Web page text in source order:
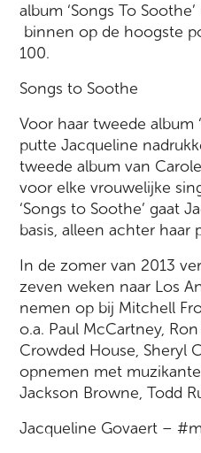
album ‘Songs To
binnen op de hoogste
100.
Songs to Soothe
Voor haar tweede album
putte Jacqueline
tweede album van
voor elke vrouwelijke
‘Songs to Soothe’ gaat
basis, alleen achter haar
In de zomer van 2013
zeven weken naar Los
nemen op bij Mitchell
o.a. Paul McCartney,
Crowded House, Sheryl
opnemen met
Jackson Browne, Todd
Jacqueline Govaert –